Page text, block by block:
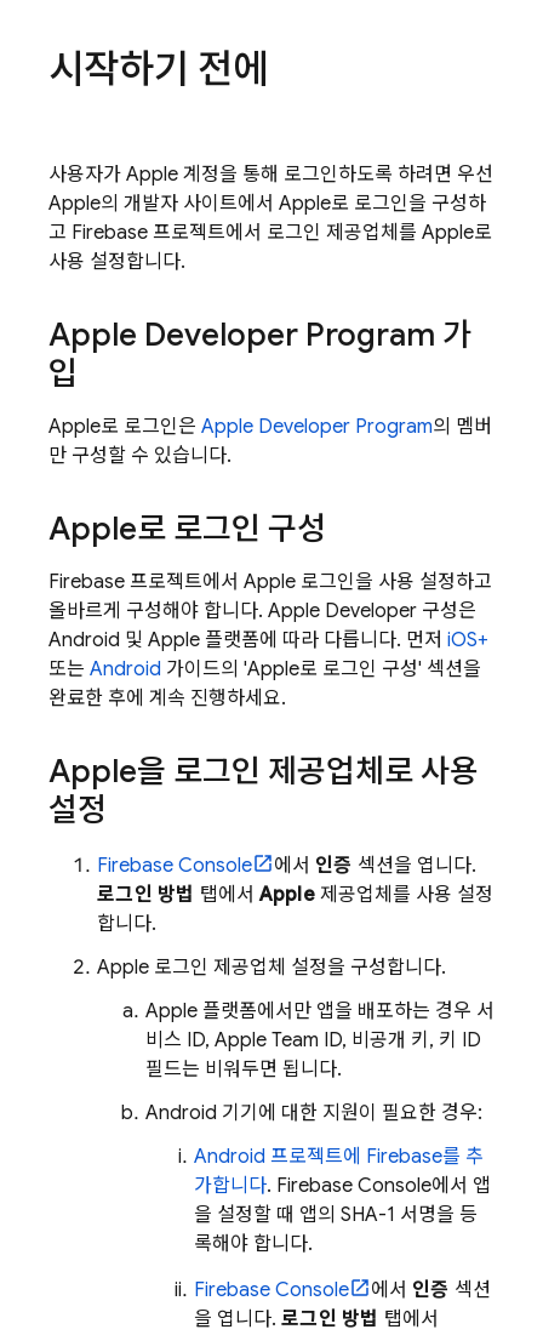
시작하기 전에
사용자가 Apple 계정을 통해 로그인하도록 하려면 우선
Apple의 개발자 사이트에서 Apple로 로그인을 구성하
고 Firebase 프로젝트에서 로그인 제공업체를 Apple로
사용 설정합니다.
Apple Developer Program 가
입
Apple로 로그인은 Apple Developer Program의 멤버
만 구성할 수 있습니다.
Apple로 로그인 구성
Firebase 프로젝트에서 Apple 로그인을 사용 설정하고
올바르게 구성해야 합니다. Apple Developer 구성은
Android 및 Apple 플랫폼에 따라 다릅니다. 먼저 iOS+
또는 Android 가이드의 'Apple로 로그인 구성' 섹션을
완료한 후에 계속 진행하세요.
Apple을 로그인 제공업체로 사용
설정
Firebase Console 에서 인증 섹션을 엽니다.
로그인 방법 탭에서Apple제공업체를 사용 설정
합니다.
Apple 로그인 제공업체 설정을 구성합니다.
Apple 플랫폼에서만 앱을 배포하는 경우 서
비스 ID, Apple Team ID, 비공개 키, 키 ID
필드는 비워두면 됩니다.
Android 기기에 대한 지원이 필요한 경우:
Android 프로젝트에 Firebase를 추
가합니다. Firebase Console에서 앱
을 설정할 때 앱의 SHA-1 서명을 등
록해야 합니다.
Firebase Console 에서 인증 섹션
을 엽니다. 로그인 방법 탭에서